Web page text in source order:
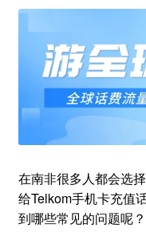
在南非很多人都会选
给Telkom手机卡充值
到哪些常见的问题呢？